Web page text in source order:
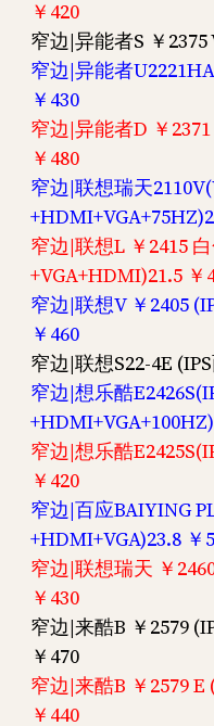
￥420
窄边|异能者S ￥2375
窄边|异能者
￥430
窄边|异能者D ￥
￥480
窄边|联想瑞天
窄边|联想L ￥2415
+VGA+HDMI)21.5 ￥
窄边|联想V ￥2405
￥460
窄边|联想S22-4E
窄边|想乐酷
窄边|想乐酷
￥420
窄边|百应BAIYING
+HDMI+VGA)23.8 ￥
窄边|联想瑞天 ￥
￥430
窄边|来酷B ￥2579
￥470
窄边|来酷B ￥2579
￥440